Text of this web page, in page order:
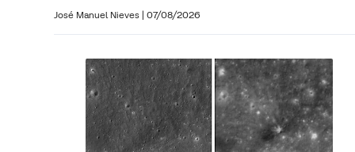
José Manuel Nieves | 07/08/2026